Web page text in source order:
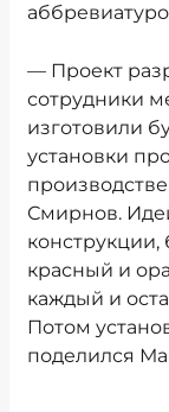
— Проект
сотрудники
изготовили
установки
Смирнов.
красный и
каждый и
Потом
поделился